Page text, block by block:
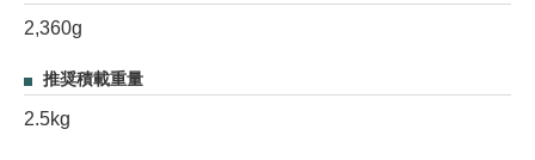
2,360g
推奨積載重量
2.5kg